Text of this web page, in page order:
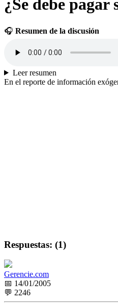
¿Se debe
🎧 Resumen de la discusión
Leer resumen
En el reporte de información
Respuestas: (1)
Gerencie.com
📅 14/01/2005
💬 2246